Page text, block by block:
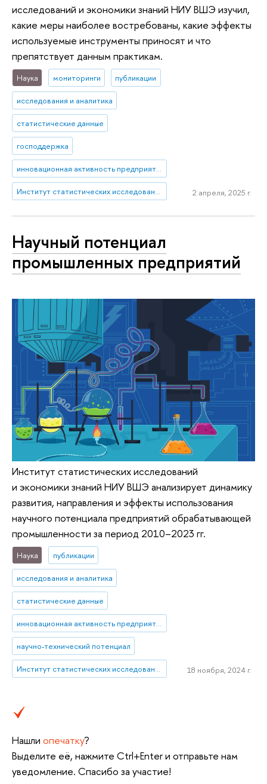
исследований и экономики знаний НИУ ВШЭ изучил,
какие меры наиболее востребованы, какие эффекты
используемые инструменты приносят и что
препятствует данным практикам.
Наука мониторинги публикации
исследования и аналитика
статистические данные
господдержка
инновационная активность предприятий
Институт статистических исследований и экономики знаний 2 апреля, 2025 г.
Научный потенциал
промышленных предприятий
Институт статистических исследований
и экономики знаний НИУ ВШЭ анализирует динамику
развития, направления и эффекты использования
научного потенциала предприятий обрабатывающей
промышленности за период 2010–2023 гг.
Наука публикации
исследования и аналитика
статистические данные
инновационная активность предприятий
научно-технический потенциал
Институт статистических исследований и экономики знаний 18 ноября, 2024 г.
Нашли опечатку?
Выделите её, нажмите Ctrl+Enter и отправьте нам
уведомление. Спасибо за участие!